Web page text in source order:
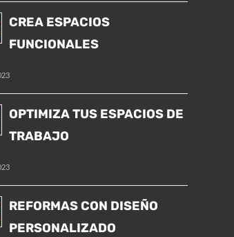
CREA ESPACIOS
FUNCIONALES
OPTIMIZA TUS ESPACIOS DE
TRABAJO
REFORMAS CON DISEÑO
PERSONALIZADO